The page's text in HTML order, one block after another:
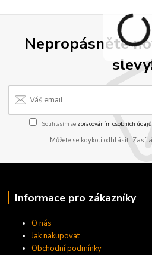
Nepropásněte
Souhlasím se zpracováním osobních údajů
Můžete se kdykoli odhlásit.
Informace pro zákazníky
O nás
Jak nakupovat
Obchodní podmínky